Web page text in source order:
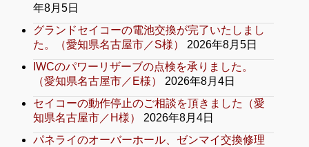
年8月5日
グランドセイコーの電池交換が完了いたしまし
た。（愛知県名古屋市／S様）
2026年8月5日
IWCのパワーリザーブの点検を承りました。
（愛知県名古屋市／E様）
2026年8月4日
セイコーの動作停止のご相談を頂きました（愛
知県名古屋市／H様）
2026年8月4日
パネライのオーバーホール、ゼンマイ交換修理